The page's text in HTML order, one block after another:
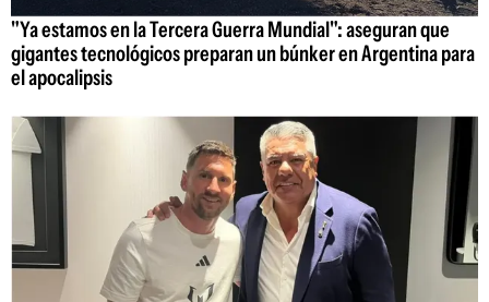
"Ya estamos en la Tercera Guerra Mundial": aseguran que
gigantes tecnológicos preparan un búnker en Argentina para
el apocalipsis